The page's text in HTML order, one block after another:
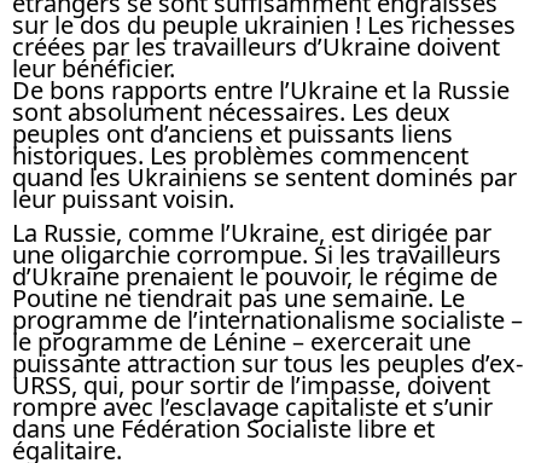
sur le dos du peuple ukrainien ! Les richesses
créées par les travailleurs d’Ukraine doivent
leur bénéficier.
De bons rapports entre l’Ukraine et la Russie
sont absolument nécessaires. Les deux
peuples ont d’anciens et puissants liens
historiques. Les problèmes commencent
quand les Ukrainiens se sentent dominés par
leur puissant voisin.
La Russie, comme l’Ukraine, est dirigée par
une oligarchie corrompue. Si les travailleurs
d’Ukraine prenaient le pouvoir, le régime de
Poutine ne tiendrait pas une semaine. Le
programme de l’internationalisme socialiste –
le programme de Lénine – exercerait une
puissante attraction sur tous les peuples d’ex-
URSS, qui, pour sortir de l’impasse, doivent
rompre avec l’esclavage capitaliste et s’unir
dans une Fédération Socialiste libre et
égalitaire.